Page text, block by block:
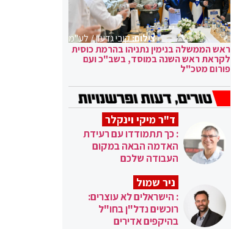
צילום:קובי גדעון / לע"מ
ראש הממשלה בנימין נתניהו בהרמת כוסית
לקראת ראש השנה במוסד, בשב"כ ועם
פורום מטכ"ל
ד"ר מיקי וינקלר
: כך תתמודדו עם רעידת
האדמה הבאה במקום
העבודה שלכם
ניר שמול
: הישראלים לא עוצרים:
רוכשים נדל"ן בחו"ל
בהיקפים אדירים